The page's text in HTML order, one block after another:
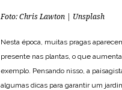
Foto: Chris Lawton | Unsplash
Nesta época, muitas pragas
presente nas plantas, o que
exemplo. Pensando nisso, a
algumas dicas para garantir um